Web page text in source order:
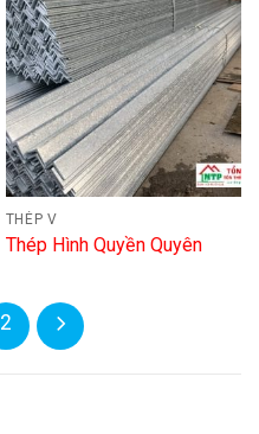
THÉP V
Thép Hình Quyền Quyên
2